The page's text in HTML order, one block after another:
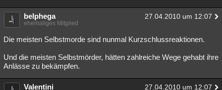
belphega 27.04.2010 um 12:07
ehemaliges Mitglied
Die meisten Selbstmorde sind nunmal Kurzschlussreaktionen.
Und die meisten Selbstmörder, hätten zahlreiche Wege gehabt ihre
Anlässe zu bekämpfen.
Valentini 27.04.2010 um 12:07